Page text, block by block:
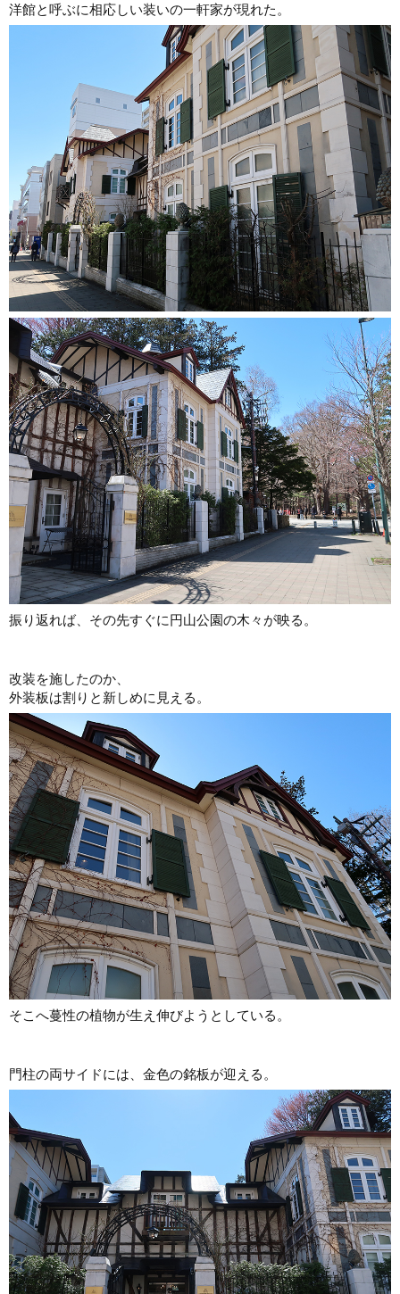
洋館と呼ぶに相応しい装いの一軒家が現れた。
振り返れば、その先すぐに円山公園の木々が映る。
改装を施したのか、
外装板は割りと新しめに見える。
そこへ蔓性の植物が生え伸びようとしている。
門柱の両サイドには、金色の銘板が迎える。